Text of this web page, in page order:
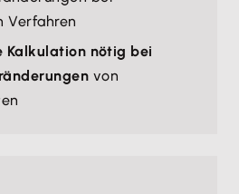
Verfahren
Kalkulation nötig bei
von